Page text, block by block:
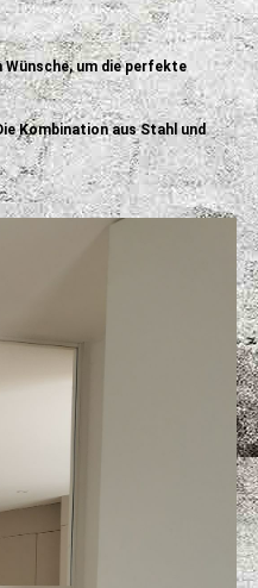
Wünsche, um die perfekte
Kombination aus Stahl und